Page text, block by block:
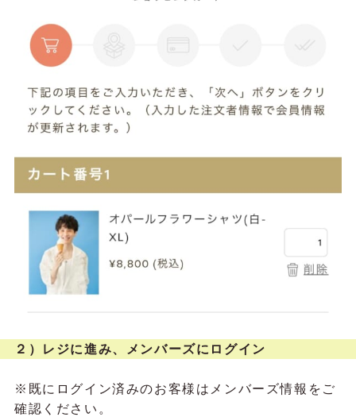
２）レジに進み、メンバーズにログイン
※既にログイン済みのお客様はメンバーズ情報をご
確認ください。